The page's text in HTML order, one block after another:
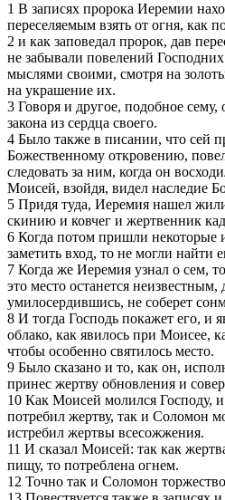
1 В записях пророка Иеремии
переселяемым взять от огня, как
2 и как заповедал пророк, дав
не забывали повелений
мыслями своими, смотря на
на украшение их.
3 Говоря и другое, подобное сему,
закона из сердца своего.
4 Было также в писании, что сей
Божественному откровению,
следовать за ним, когда он
Моисей, взойдя, видел наследие
5 Придя туда, Иеремия нашел
скинию и ковчег и жертвенник
6 Когда потом пришли некоторые
заметить вход, то не могли найти
7 Когда же Иеремия узнал о сем,
это место останется неизвестным,
умилосердившись, не соберет
8 И тогда Господь покажет его, и
облако, как явилось при Моисее,
чтобы особенно святилось место.
9 Было сказано и то, как он,
принес жертву обновления и
10 Как Моисей молился Господу,
потребил жертву, так и Соломон
истребил жертвы всесожжения.
11 И сказал Моисей: так как
пищу, то потреблена огнем.
12 Точно так и Соломон